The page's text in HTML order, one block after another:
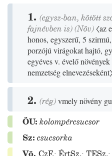
1. (egysz-ban, kötött
fajnévben is)(Növ)
honos, egyszerű, 5
porzójú virágokat hajtó,
egyéves v. évelő
nemzetség
2. (rég)vmely növény
ÖU: kolompércsucsor
Sz: csucsorka
Vö. CzF.; ÉrtSz.; TESz.;